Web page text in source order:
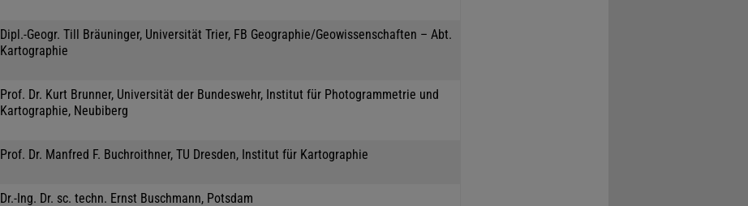
Dipl.-Geogr. Till Bräuninger, Universität Trier, FB Geographie/Geowissenschaften – Abt.
Kartographie
Prof. Dr. Kurt Brunner, Universität der Bundeswehr, Institut für Photogrammetrie und
Kartographie, Neubiberg
Prof. Dr. Manfred F. Buchroithner, TU Dresden, Institut für Kartographie
Dr.-Ing. Dr. sc. techn. Ernst Buschmann, Potsdam